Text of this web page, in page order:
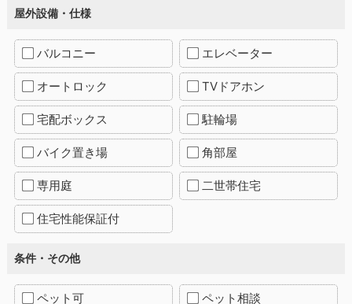
屋外設備・仕様
バルコニー エレベーター
オートロック TVドアホン
宅配ボックス 駐輪場
バイク置き場 角部屋
専用庭 二世帯住宅
住宅性能保証付
条件・その他
ペット可 ペット相談